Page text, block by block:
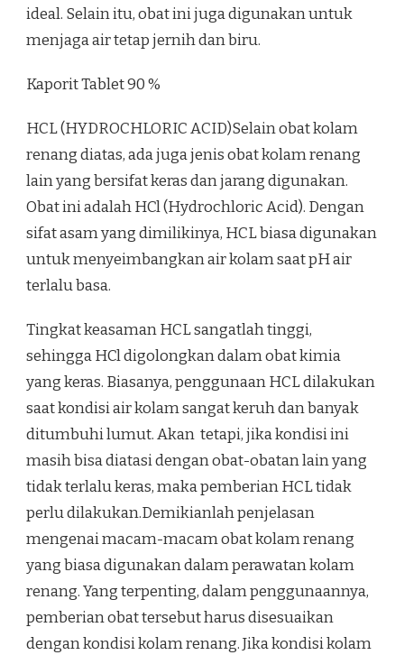
ideal. Selain itu, obat ini juga digunakan untuk
menjaga air tetap jernih dan biru.
Kaporit Tablet 90 %
HCL (HYDROCHLORIC ACID)Selain obat kolam
renang diatas, ada juga jenis obat kolam renang
lain yang bersifat keras dan jarang digunakan.
Obat ini adalah HCl (Hydrochloric Acid). Dengan
sifat asam yang dimilikinya, HCL biasa digunakan
untuk menyeimbangkan air kolam saat pH air
terlalu basa.
Tingkat keasaman HCL sangatlah tinggi,
sehingga HCl digolongkan dalam obat kimia
yang keras. Biasanya, penggunaan HCL dilakukan
saat kondisi air kolam sangat keruh dan banyak
ditumbuhi lumut. Akan tetapi, jika kondisi ini
masih bisa diatasi dengan obat-obatan lain yang
tidak terlalu keras, maka pemberian HCL tidak
perlu dilakukan.Demikianlah penjelasan
mengenai macam-macam obat kolam renang
yang biasa digunakan dalam perawatan kolam
renang. Yang terpenting, dalam penggunaannya,
pemberian obat tersebut harus disesuaikan
dengan kondisi kolam renang. Jika kondisi kolam